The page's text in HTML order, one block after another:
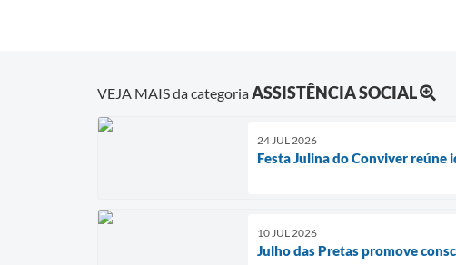
VEJA MAIS da categoriaASSISTÊNCIA SOCIAL
24 JUL 2026
Festa Julina do Conviver reúne
10 JUL 2026
Julho das Pretas promove